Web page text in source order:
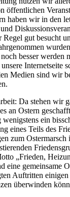
öffentlichen
haben wir in den
Regel gut besucht
besser werden
Internetseite
Medien sind wir
Da stehen wir
an Ostern
wenigstens ein
eines Teils des
zum Ostermarsch
„Frieden,
eine gemeinsame
Auftritten
überwinden